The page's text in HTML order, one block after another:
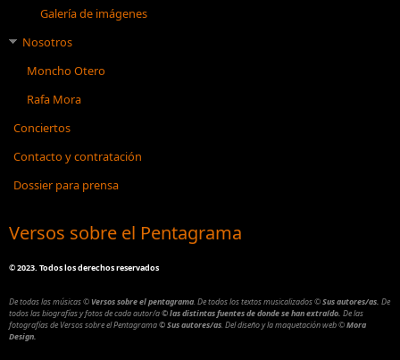
Galería de imágenes
Nosotros
Moncho Otero
Rafa Mora
Conciertos
Contacto y contratación
Dossier para prensa
Versos sobre el Pentagrama
©2023. Todos los derechos reservados
De todas las músicas© Versos sobre el pentagrama. De todos los textos musicalizados©Sus autores/as. De
todos las biografías y fotos de cada autor/a© las distintas fuentes de donde se han extraído. De las
fotografías de Versos sobre el Pentagrama© Sus autores/as. Del diseño y la maquetación web©Mora
Design.